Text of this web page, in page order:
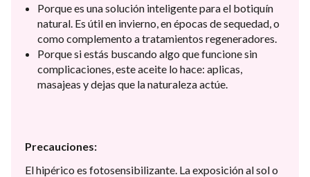
Porque es una solución inteligente para el botiquín
natural. Es útil en invierno, en épocas de sequedad, o
como complemento a tratamientos regeneradores.
Porque si estás buscando algo que funcione sin
complicaciones, este aceite lo hace: aplicas,
masajeas y dejas que la naturaleza actúe.
Precauciones:
El hipérico es fotosensibilizante. La exposición al sol o